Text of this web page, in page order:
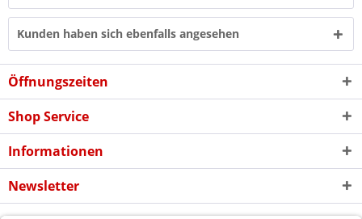
Kunden haben sich ebenfalls angesehen
Öffnungszeiten
Shop Service
Informationen
Newsletter